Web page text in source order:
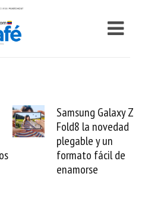
Cashea levanta 100
millones de dólares y
valida el crédito del
venezolano ante el
mundo